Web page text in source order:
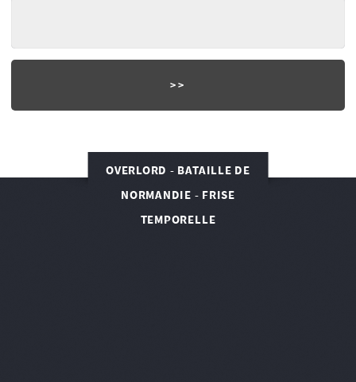
OVERLORD - BATAILLE DE
NORMANDIE - FRISE
TEMPORELLE